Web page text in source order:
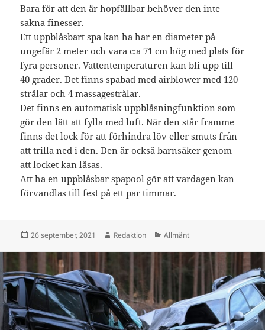
Bara för att den är hopfällbar behöver den inte
sakna finesser.
Ett uppblåsbart spa kan ha har en diameter på
ungefär 2 meter och vara c:a 71 cm hög med plats för
fyra personer. Vattentemperaturen kan bli upp till
40 grader. Det finns spabad med airblower med 120
strålar och 4 massagestrålar.
Det finns en automatisk uppblåsningfunktion som
gör den lätt att fylla med luft. När den står framme
finns det lock för att förhindra löv eller smuts från
att trilla ned i den. Den är också barnsäker genom
att locket kan låsas.
Att ha en uppblåsbar spapool gör att vardagen kan
förvandlas till fest på ett par timmar.
Postat
26 september, 2021 Författare
Redaktion Kategorier
Allmänt